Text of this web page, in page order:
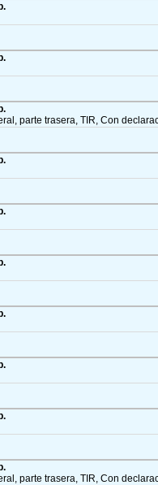
parte trasera, TIR, Con
parte trasera, TIR, Con